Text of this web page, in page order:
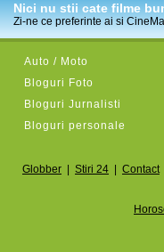
Nici nu stii cate filme
Zi-ne ce preferinte ai si
Auto / Moto
Bloguri Foto
Bloguri Jurnalisti
Bloguri personale
Globber Stiri 24 Contact